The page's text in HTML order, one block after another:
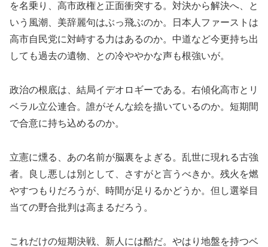
を名乗り、高市政権と正面衝突する。対決から解決へ、と
いう風潮、美辞麗句はぶっ飛ぶのか。日本人ファーストは
高市自民党に対峙する力はあるのか。中道など今更持ち出
しても過去の遺物、との冷ややかな声も根強いが。
政治の根底は、結局イデオロギーである。右傾化高市とリ
ベラル立公連合。誰がそんな絵を描いているのか。短期間
で合意に持ち込めるのか。
立憲に燻る、あの名前が脳裏をよぎる。乱世に現れる古強
者。良し悪しは別として、さすがと言うべきか。残火を燃
やすつもりだろうが、時間が足りるかどうか。但し選挙目
当ての野合批判は高まるだろう。
これだけの短期決戦、新人には酷だ。やはり地盤を持つベ